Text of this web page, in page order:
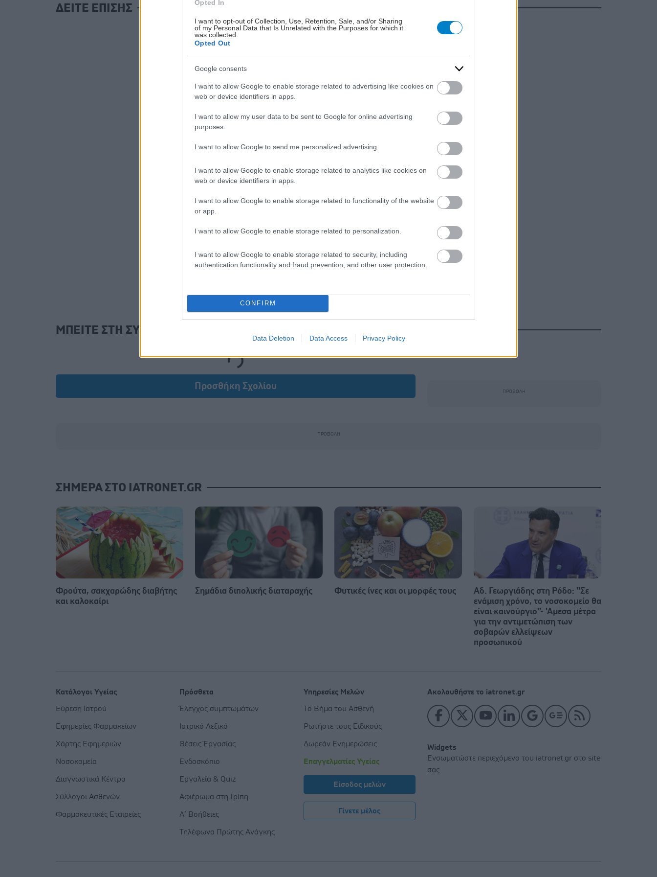
Opted In
I want to opt-out of Collection, Use, Retention, Sale, and/or Sharing
of my Personal Data that Is Unrelated with the Purposes for which it
was collected.
Opted Out
Google consents
I want to allow Google to enable storage related to advertising like cookies on
web or device identifiers in apps.
I want to allow my user data to be sent to Google for online advertising
purposes.
I want to allow Google to send me personalized advertising.
I want to allow Google to enable storage related to analytics like cookies on
web or device identifiers in apps.
I want to allow Google to enable storage related to functionality of the website
or app.
I want to allow Google to enable storage related to personalization.
I want to allow Google to enable storage related to security, including
authentication functionality and fraud prevention, and other user protection.
CONFIRM
Data Deletion Data Access Privacy Policy
ΔΕΙΤΕ ΕΠΙΣΗΣ
ΜΠΕΙΤΕ ΣΤΗ ΣΥΖΗΤΗΣΗ
Loading...
Προσθήκη Σχολίου
ΣΗΜΕΡΑ ΣΤΟ IATRONET.GR
Φρούτα, σακχαρώδης διαβήτης
και καλοκαίρι
Σημάδια διπολικής διαταραχής Φυτικές ίνες και οι μορφές τους
Αδ. Γεωργιάδης στη Ρόδο: ''Σε
ενάμιση χρόνο, το νοσοκομείο θα
είναι καινούργιο''- 'Αμεσα μέτρα
για την αντιμετώπιση των
σοβαρών ελλείψεων
προσωπικού
Ακολουθήστε το iatronet.gr
Widgets
Ενσωματώστε περιεχόμενο του iatronet.gr στο site
σας
Κατάλογοι Υγείας
Εύρεση Ιατρού
Εφημερίες Φαρμακείων
Χάρτης Εφημεριών
Νοσοκομεία
Διαγνωστικά Κέντρα
Σύλλογοι Ασθενών
Φαρμακευτικές Εταιρείες
Πρόσθετα
Έλεγχος συμπτωμάτων
Ιατρικό Λεξικό
Θέσεις Έργασίας
Ενδοσκόπιο
Εργαλεία & Quiz
Αφιέρωμα στη Γρίπη
Α’ Βοήθειες
Τηλέφωνα Πρώτης Ανάγκης
Υπηρεσίες Μελών
Το Βήμα του Ασθενή
Ρωτήστε τους Ειδικούς
Δωρεάν Ενημερώσεις
Επαγγελματίες Υγείας
Είσοδος μελών
Γίνετε μέλος